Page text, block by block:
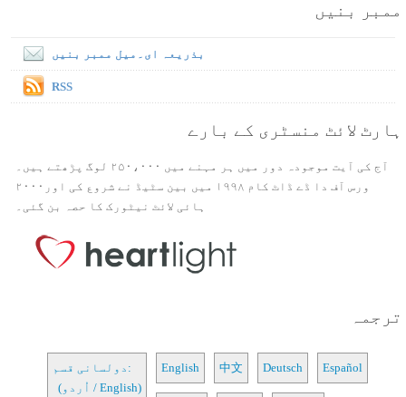
ممبر بنیں
بذریعہ ای۔میل ممبر بنیں
RSS
ہارٹ لائٹ منسٹری کے بارے
آج کی آیت موجودہ دور میں ہر مہنے میں ۲۵۰،۰۰۰ لوگ پڑھتے ہیں۔
ورس آف دا ڈے ڈاٹ کام ۱۹۹۸ میں بین سٹیڈ نے شروع کی اور۲۰۰۰
ہائی لائٹ نیٹورک کا حصہ بن گئی۔
ترجمہ
دولسانی قسم:
(اُردو / English)
English 中文 Deutsch Español